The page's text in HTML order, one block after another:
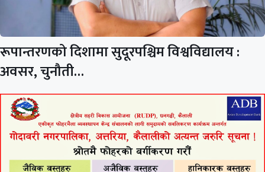
रूपान्तरणको दिशामा सुदूरपश्चिम विश्वविद्यालय :
अवसर, चुनौती…